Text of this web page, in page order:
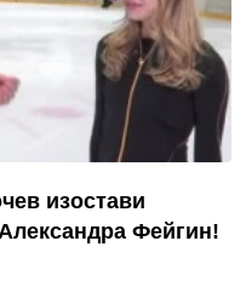
изостави
Фейгин!